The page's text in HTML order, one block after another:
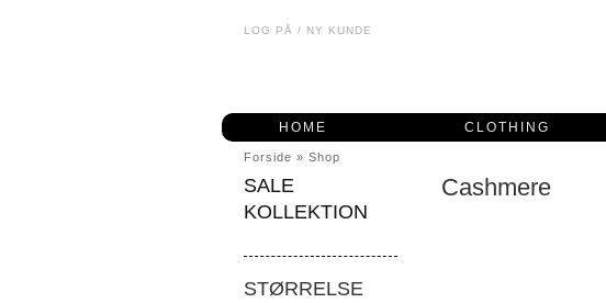
LOG PÅ / NY KUNDE
HOME CLOTHING
Forside » Shop
SALE
KOLLEKTION
STØRRELSE
Cashmere